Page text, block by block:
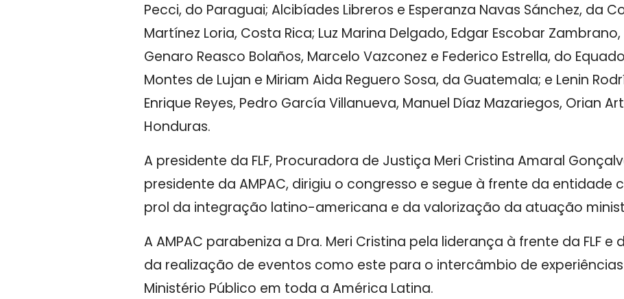
Pecci, do Paraguai; Alcibíades Libreros e Esperanza Navas Sánchez, da
Martínez Loria, Costa Rica; Luz Marina Delgado, Edgar Escobar
Genaro Reasco Bolaños, Marcelo Vazconez e Federico Estrella, do
Montes de Lujan e Miriam Aida Reguero Sosa, da Guatemala; e Lenin
Enrique Reyes, Pedro García Villanueva, Manuel Díaz Mazariegos, Orian
Honduras.
A presidente da FLF, Procuradora de Justiça Meri Cristina Amaral
presidente da AMPAC, dirigiu o congresso e segue à frente da
prol da integração latino-americana e da valorização da atuação
A AMPAC parabeniza a Dra. Meri Cristina pela liderança à frente da FLF
da realização de eventos como este para o intercâmbio de
Ministério Público em toda a América Latina.